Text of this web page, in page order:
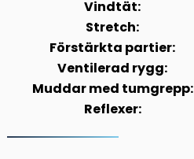
Vindtät:
Stretch:
Förstärkta partier:
Ventilerad rygg:
Muddar med tumgrepp:
Reflexer: